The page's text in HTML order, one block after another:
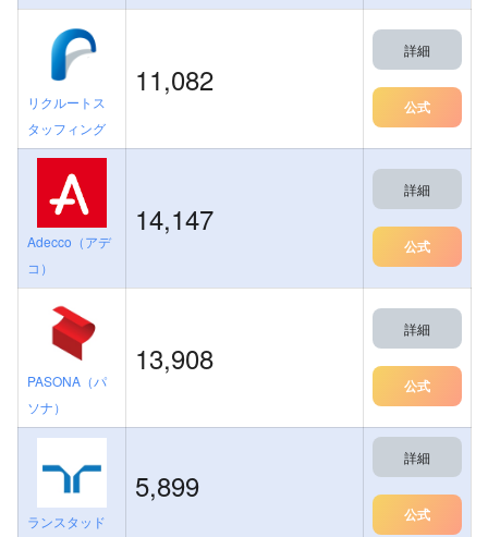
リクルートス
タッフィング
11,082
詳細
公式
Adecco（アデ
コ）
14,147
詳細
公式
PASONA（パ
ソナ）
13,908
詳細
公式
ランスタッド
5,899
詳細
公式